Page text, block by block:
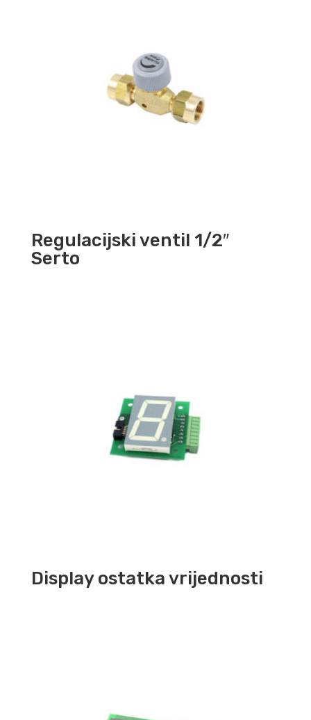
Regulacijski ventil 1/2″
Serto
Display ostatka vrijednosti